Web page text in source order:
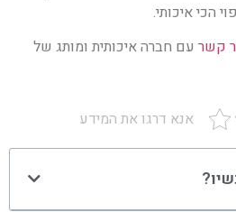
הכי איכותי.
קשר עם חברה איכותית ומותג של
אנא דרגו את המידע